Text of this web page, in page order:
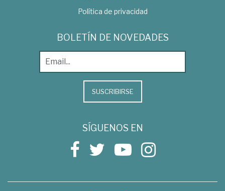
Política de privacidad
BOLETÍN DE NOVEDADES
SUSCRIBIRSE
SÍGUENOS EN